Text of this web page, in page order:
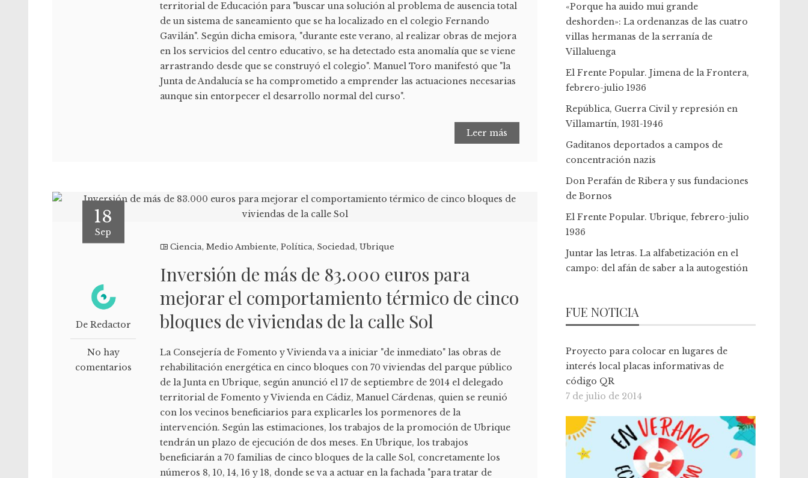
territorial de Educación para "buscar una solución al problema de ausencia total
de un sistema de saneamiento que se ha localizado en el colegio Fernando
Gavilán". Según dicha emisora, "durante este verano, al realizar obras de mejora
en los servicios del centro educativo, se ha detectado esta anomalía que se viene
arrastrando desde que se construyó el colegio". Manuel Toro manifestó que "la
Junta de Andalucía se ha comprometido a emprender las actuaciones necesarias
aunque sin entorpecer el desarrollo normal del curso".
Leer más
18
Sep
De Redactor
No hay
comentarios
Ciencia,Medio Ambiente,Política, Sociedad,Ubrique
Inversión de más de 83.000 euros para
mejorar el comportamiento térmico de cinco
bloques de viviendas de la calle Sol
La Consejería de Fomento y Vivienda va a iniciar "de inmediato" las obras de
rehabilitación energética en cinco bloques con 70 viviendas del parque público
de la Junta en Ubrique, según anunció el 17 de septiembre de 2014 el delegado
territorial de Fomento y Vivienda en Cádiz, Manuel Cárdenas, quien se reunió
con los vecinos beneficiarios para explicarles los pormenores de la
intervención. Según las estimaciones, los trabajos de la promoción de Ubrique
tendrán un plazo de ejecución de dos meses. En Ubrique, los trabajos
beneficiarán a 70 familias de cinco bloques de la calle Sol, concretamente los
números 8, 10, 14, 16 y 18, donde se va a actuar en la fachada "para tratar de
«Porque ha auido mui grande
deshorden»: La ordenanzas de las cuatro
villas hermanas de la serranía de
Villaluenga
El Frente Popular. Jimena de la Frontera,
febrero-julio 1936
República, Guerra Civil y represión en
Villamartín, 1931-1946
Gaditanos deportados a campos de
concentración nazis
Don Perafán de Ribera y sus fundaciones
de Bornos
El Frente Popular. Ubrique, febrero-julio
1936
Juntar las letras. La alfabetización en el
campo: del afán de saber a la autogestión
FUE NOTICIA
Proyecto para colocar en lugares de
interés local placas informativas de
código QR
7 de julio de 2014